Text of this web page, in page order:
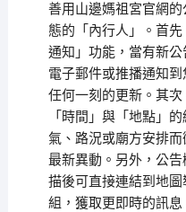
善用山邊媽祖宮官網
態的「內行人」。首
通知」功能，當有新
電子郵件或推播通知
任何一刻的更新。其
「時間」與「地點」
氣、路況或廟方安排
最新異動。另外，公
描後可直接連結到地
組，獲取更即時的訊